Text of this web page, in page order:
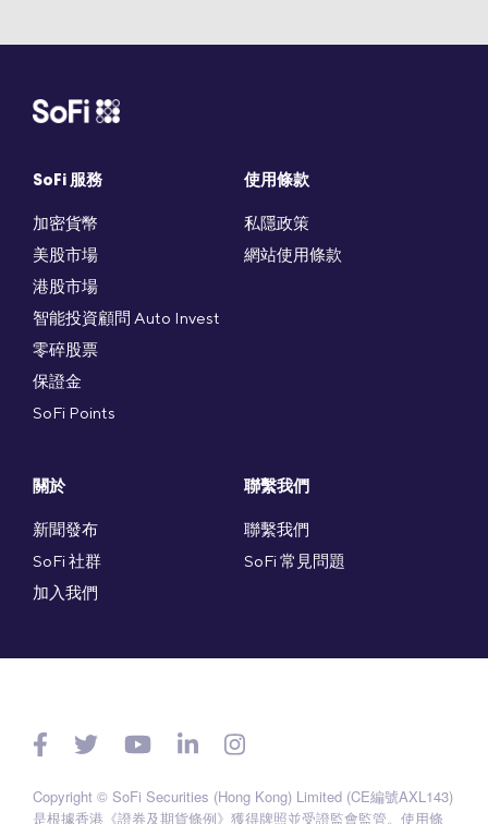
SoFi 服務
加密貨幣
美股市場
港股市場
智能投資顧問 Auto Invest
零碎股票
保證金
SoFi Points
使用條款
私隱政策
網站使用條款
關於
新聞發布
SoFi 社群
加入我們
聯繫我們
聯繫我們
SoFi 常見問題
Copyright © SoFi Securities (Hong Kong) Limited (CE編號AXL143)
是根據香港《證券及期貨條例》獲得牌照並受證監會監管。 使用條